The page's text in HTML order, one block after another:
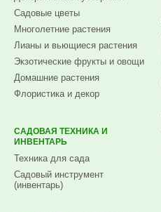
Садовые цветы
Многолетние растения
Лианы и вьющиеся растения
Экзотические фрукты и овощи
Домашние растения
Флористика и декор
САДОВАЯ ТЕХНИКА И
ИНВЕНТАРЬ
Техника для сада
Садовый инструмент
(инвентарь)